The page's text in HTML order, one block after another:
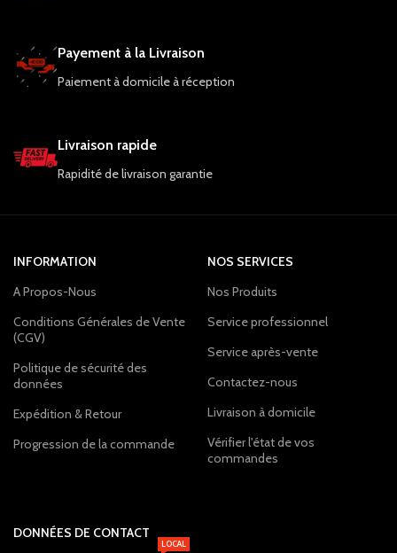
Payement à la Livraison
Paiement à domicile à réception
Livraison rapide
Rapidité de livraison garantie
INFORMATION
A Propos-Nous
Conditions Générales de Vente
(CGV)
Politique de sécurité des
données
Expédition & Retour
Progression de la commande
NOS SERVICES
Nos Produits
Service professionnel
Service après-vente
Contactez-nous
Livraison à domicile
Vérifier l'état de vos
commandes
DONNÉES DE CONTACT
LOCAL